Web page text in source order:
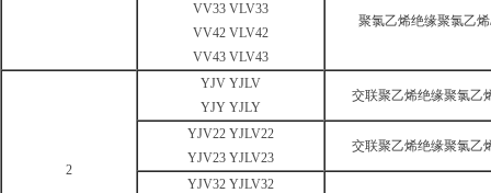
VV33 VLV33
VV42 VLV42
VV43 VLV43
聚氯乙烯绝缘聚氯乙
2
YJV YJLV
YJY YJLY
交联聚乙烯绝缘聚氯乙
YJV22 YJLV22
YJV23 YJLV23
交联聚乙烯绝缘聚氯乙
YJV32 YJLV32